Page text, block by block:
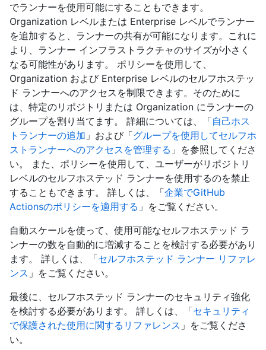
でランナーを使用可能にすることもできます。
Organization レベルまたは Enterprise レベルでランナー
を追加すると、ランナーの共有が可能になります。これに
より、ランナー インフラストラクチャのサイズが小さく
なる可能性があります。 ポリシーを使用して、
Organization および Enterprise レベルのセルフホステッ
ド ランナーへのアクセスを制限できます。そのために
は、特定のリポジトリまたは Organization にランナーの
グループを割り当てます。 詳細については、「自己ホス
トランナーの追加 」および「グループを使用してセルフホ
ストランナーへのアクセスを管理する 」を参照してくださ
い。 また、ポリシーを使用して、ユーザーがリポジトリ
レベルのセルフホステッド ランナーを使用するのを禁止
することもできます。 詳しくは、「企業でGitHub
Actionsのポリシーを適用する 」をご覧ください。
自動スケールを使って、使用可能なセルフホステッド ラ
ンナーの数を自動的に増減することを検討する必要があり
ます。 詳しくは、「セルフホステッド ランナー リファレ
ンス 」をご覧ください。
最後に、セルフホステッド ランナーのセキュリティ強化
を検討する必要があります。 詳しくは、「セキュリティ
で保護された使用に関するリファレンス 」をご覧くださ
い。